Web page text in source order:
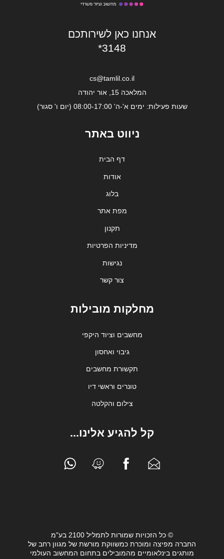
אנחנו כאן לשירותכם
*3148
cs@tamlil.co.il
המלאכה 15, אור יהודה
שעות פעילות: ימים א'-ה' 08:00-17:00 (יום ו' סגור)
ניווט באתר
דף הבית
אודות
בלוג
מפת אתר
תקנון
מדיניות הפרטיות
נגישות
צור קשר
מחלקות מובילות
מחשבים וציוד היקפי
גיבוי ואחסון
תקשורת מחשבים
טונרים וראשי דיו
צילום והקלטה
קל להגיע אלינו...
© כל הזכויות שמורות לתמליל 2100 בע"מ
החברה מפיצה ומוכרת כמשווקת מורשת של מגוון רחב של
מותגים בינלאומיים מהמובילים בתחום המחשוב העולמי